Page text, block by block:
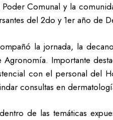
Comunal y la
del 2do y 1er año de
la jornada, la
Agronomía. Importante
con el personal del
consultas en
de las temáticas